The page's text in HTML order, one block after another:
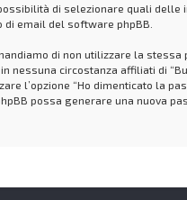
di selezionare quali
email del software phpBB.
di non utilizzare la
nessuna circostanza affiliati di
l’opzione “Ho dimenticato la
possa generare una nuova